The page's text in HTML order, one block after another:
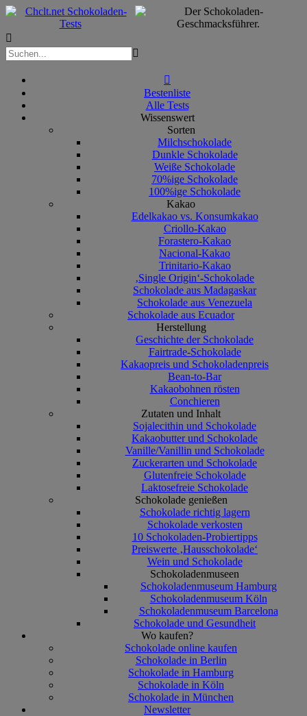



Bestenliste
Alle Tests
Wissenswert
Sorten
Milchschokolade
Dunkle Schokolade
Weiße Schokolade
70%ige Schokolade
100%ige Schokolade
Kakao
Edelkakao vs. Konsumkakao
Criollo-Kakao
Forastero-Kakao
Nacional-Kakao
Trinitario-Kakao
‚Single Origin‘-Schokolade
Schokolade aus Madagaskar
Schokolade aus Venezuela
Schokolade aus Ecuador
Herstellung
Geschichte der Schokolade
Fairtrade-Schokolade
Kakaopreis und Schokoladenpreis
Bean-to-Bar
Kakaobohnen rösten
Conchieren
Zutaten und Inhalt
Sojalecithin und Schokolade
Kakaobutter und Schokolade
Vanille/Vanillin und Schokolade
Zuckerarten und Schokolade
Glutenfreie Schokolade
Laktosefreie Schokolade
Schokolade genießen
Schokolade richtig lagern
Schokolade verkosten
10 Schokoladen-Probiertipps
Preiswerte ‚Hausschokolade‘
Wein und Schokolade
Schokoladenmuseen
Schokoladenmuseum Hamburg
Schokoladenmuseum Köln
Schokoladenmuseum Barcelona
Schokolade und Gesundheit
Wo kaufen?
Schokolade online kaufen
Schokolade in Berlin
Schokolade in Hamburg
Schokolade in Köln
Schokolade in München
Newsletter